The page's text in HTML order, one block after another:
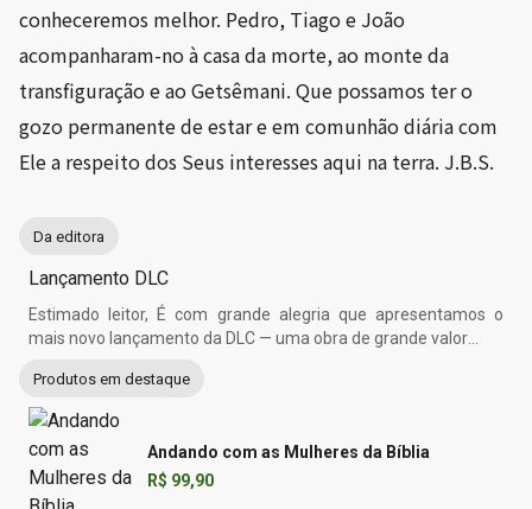
conheceremos melhor. Pedro, Tiago e João
acompanharam-no à casa da morte, ao monte da
transfiguração e ao Getsêmani. Que possamos ter o
gozo permanente de estar e em comunhão diária com
Ele a respeito dos Seus interesses aqui na terra. J.B.S.
Da editora
Lançamento DLC
Estimado leitor, É com grande alegria que apresentamos o
mais novo lançamento da DLC — uma obra de grande valor...
Produtos em destaque
Andando com as Mulheres da Bíblia
R$ 99,90